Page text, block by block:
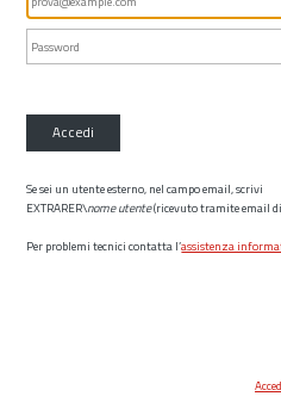
Accedi
Se sei un utente esterno, nel campo email, scrivi
EXTRARER\nome utente(ricevuto tramite email
Per problemi tecnici contatta l’assistenza